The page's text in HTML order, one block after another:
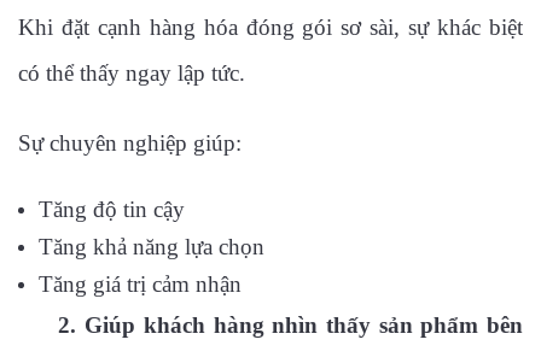
Khi đặt cạnh hàng hóa đóng gói sơ sài, sự khác biệt
có thể thấy ngay lập tức.
Sự chuyên nghiệp giúp:
Tăng độ tin cậy
Tăng khả năng lựa chọn
Tăng giá trị cảm nhận
2. Giúp khách hàng nhìn thấy sản phẩm bên